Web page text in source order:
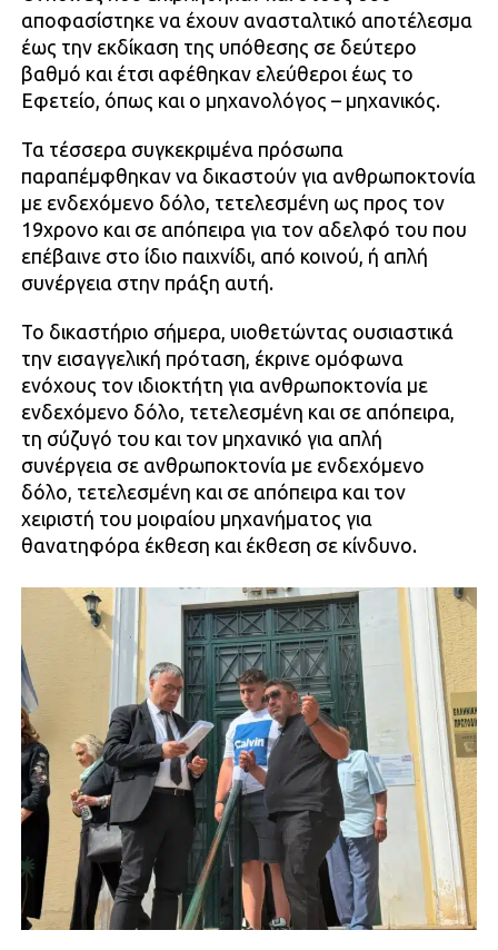
αποφασίστηκε να έχουν ανασταλτικό αποτέλεσμα
έως την εκδίκαση της υπόθεσης σε δεύτερο
βαθμό και έτσι αφέθηκαν ελεύθεροι έως το
Εφετείο, όπως και ο μηχανολόγος – μηχανικός.
Τα τέσσερα συγκεκριμένα πρόσωπα
παραπέμφθηκαν να δικαστούν για ανθρωποκτονία
με ενδεχόμενο δόλο, τετελεσμένη ως προς τον
19χρονο και σε απόπειρα για τον αδελφό του που
επέβαινε στο ίδιο παιχνίδι, από κοινού, ή απλή
συνέργεια στην πράξη αυτή.
Το δικαστήριο σήμερα, υιοθετώντας ουσιαστικά
την εισαγγελική πρόταση, έκρινε ομόφωνα
ενόχους τον ιδιοκτήτη για ανθρωποκτονία με
ενδεχόμενο δόλο, τετελεσμένη και σε απόπειρα,
τη σύζυγό του και τον μηχανικό για απλή
συνέργεια σε ανθρωποκτονία με ενδεχόμενο
δόλο, τετελεσμένη και σε απόπειρα και τον
χειριστή του μοιραίου μηχανήματος για
θανατηφόρα έκθεση και έκθεση σε κίνδυνο.